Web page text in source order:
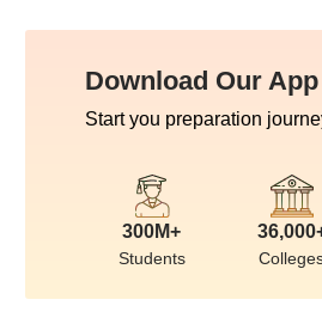
Download Our App
Start you preparation
300M+
Students